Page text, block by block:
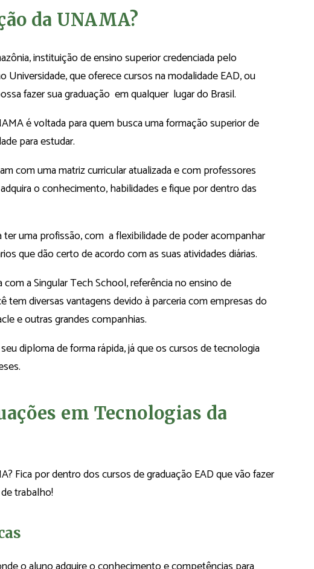
da UNAMA?
instituição de ensino superior credenciada pelo
Universidade, que oferece cursos na modalidade EAD, ou
fazer sua graduação em qualquer lugar do Brasil.
é voltada para quem busca uma formação superior de
para estudar.
com uma matriz curricular atualizada e com professores
o conhecimento, habilidades e fique por dentro das
uma profissão, com a flexibilidade de poder acompanhar
que dão certo de acordo com as suas atividades diárias.
a Singular Tech School, referência no ensino de
tem diversas vantagens devido à parceria com empresas do
e outras grandes companhias.
diploma de forma rápida, já que os cursos de tecnologia
em Tecnologias da
Fica por dentro dos cursos de graduação EAD que vão fazer
trabalho!